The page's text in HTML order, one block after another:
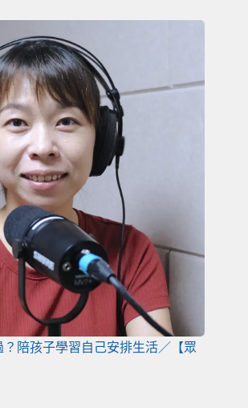
陪孩子學習自己安排生活／【眾